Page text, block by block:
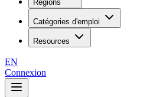
Régions
Catégories d'emploi
Resources
EN
Connexion